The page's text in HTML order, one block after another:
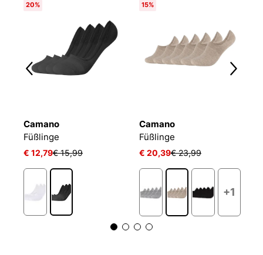
20%
Camano
Füßlinge
€ 12,79€ 15,99
15%
Camano
Füßlinge
€ 20,39€ 23,99
+1